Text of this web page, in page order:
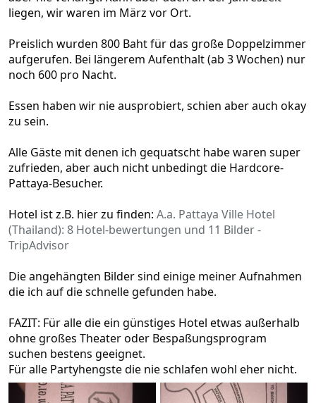
liegen, wir waren im März vor Ort.
Preislich wurden 800 Baht für das große Doppelzimmer
aufgerufen. Bei längerem Aufenthalt (ab 3 Wochen) nur
noch 600 pro Nacht.
Essen haben wir nie ausprobiert, schien aber auch okay
zu sein.
Alle Gäste mit denen ich gequatscht habe waren super
zufrieden, aber auch nicht unbedingt die Hardcore-
Pattaya-Besucher.
Hotel ist z.B. hier zu finden: A.a. Pattaya Ville Hotel
(Thailand): 8 Hotel-bewertungen und 11 Bilder -
TripAdvisor
Die angehängten Bilder sind einige meiner Aufnahmen
die ich auf die schnelle gefunden habe.
FAZIT: Für alle die ein günstiges Hotel etwas außerhalb
ohne großes Theater oder Bespaßungsprogram
suchen bestens geeignet.
Für alle Partyhengste die nie schlafen wohl eher nicht.